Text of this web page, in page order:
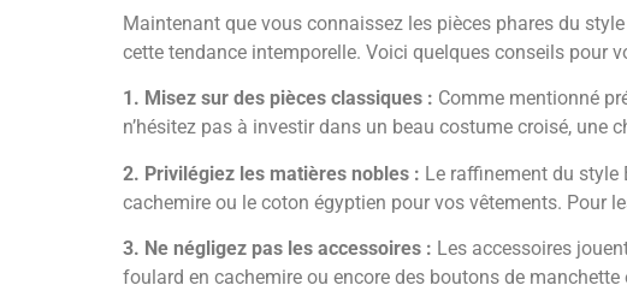
Maintenant que vous connaissez les pièces phares du
cette tendance intemporelle. Voici quelques conseils pour
1. Misez sur des pièces classiques : Comme mentionné
n’hésitez pas à investir dans un beau costume croisé,
2. Privilégiez les matières nobles : Le raffinement du style
cachemire ou le coton égyptien pour vos vêtements. Pour
3. Ne négligez pas les accessoires : Les accessoires
foulard en cachemire ou encore des boutons de